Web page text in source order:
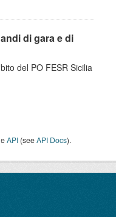
di gara e di
del PO FESR Sicilia
API (seeAPI Docs).